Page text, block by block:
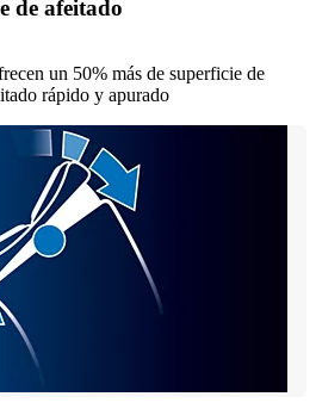
de afeitado
un 50% más de superficie de
rápido y apurado